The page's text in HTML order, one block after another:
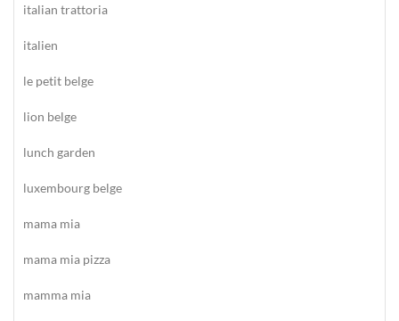
italian trattoria
italien
le petit belge
lion belge
lunch garden
luxembourg belge
mama mia
mama mia pizza
mamma mia